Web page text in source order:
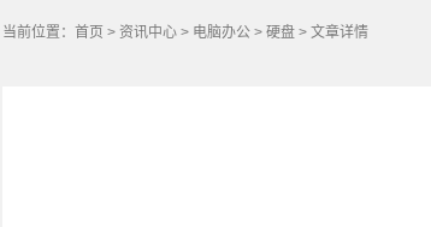
当前位置： 首页 > 资讯中心 > 电脑办公 > 硬盘 > 文章详情